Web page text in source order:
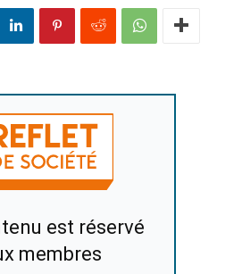
est réservé
membres